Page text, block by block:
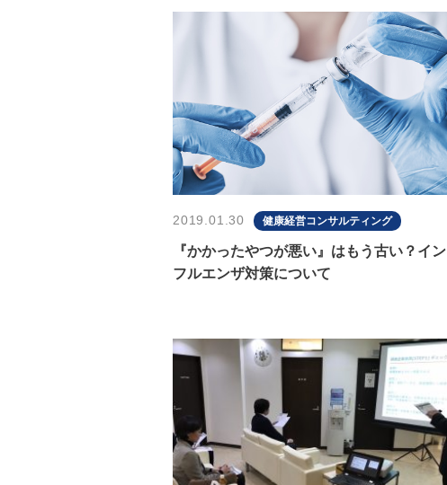
2019.01.30 健康経営コンサルティング
『かかったやつが悪い』はもう古い？イン
フルエンザ対策について